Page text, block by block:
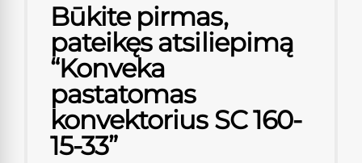
Būkite pirmas,
pateikęs atsiliepimą
“Konveka
pastatomas
konvektorius SC 160-
15-33”